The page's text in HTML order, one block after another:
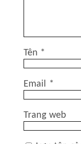
Tên *
Email *
Trang web